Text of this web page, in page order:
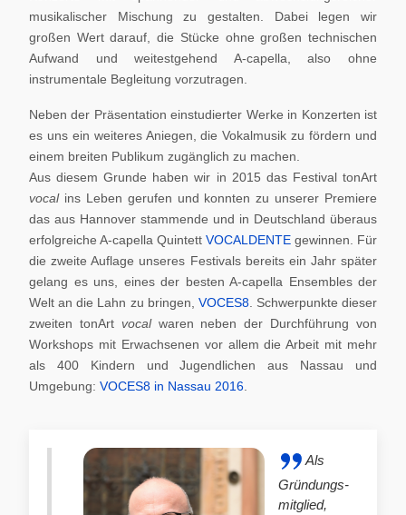
musikalischer Mischung zu gestalten. Dabei legen wir
großen Wert darauf, die Stücke ohne großen technischen
Aufwand und weitestgehend A-capella, also ohne
instrumentale Begleitung vorzutragen.
Neben der Präsentation einstudierter Werke in Konzerten ist
es uns ein weiteres Aniegen, die Vokalmusik zu fördern und
einem breiten Publikum zugänglich zu machen.
Aus diesem Grunde haben wir in 2015 das Festival tonArt
vocal ins Leben gerufen und konnten zu unserer Premiere
das aus Hannover stammende und in Deutschland überaus
erfolgreiche A-capella Quintett VOCALDENTE gewinnen. Für
die zweite Auflage unseres Festivals bereits ein Jahr später
gelang es uns, eines der besten A-capella Ensembles der
Welt an die Lahn zu bringen, VOCES8. Schwerpunkte dieser
zweiten tonArt vocalwaren neben der Durchführung von
Workshops mit Erwachsenen vor allem die Arbeit mit mehr
als 400 Kindern und Jugendlichen aus Nassau und
Umgebung: VOCES8 in Nassau 2016
Als
Gründungs-
mitglied,